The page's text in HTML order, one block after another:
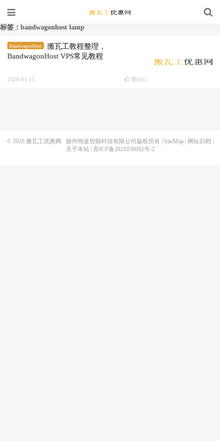
标签：bandwagonhost lamp
BandwagonHost
搬瓦工教程整理，
BandwagonHost VPS常见教程
2020-01-11 赞(16)
© 2026 搬瓦工优惠网 扬州翎途智能科技有限公司版权所有 | SiteMap| 网站归档
关于本站| 苏ICP备2021038092号-2